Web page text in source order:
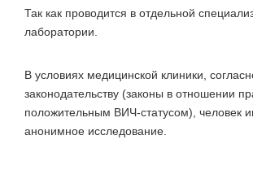
Так как проводится в отдельной
лаборатории.
В условиях медицинской клиники,
законодательству (законы в отношении
положительным ВИЧ-статусом), человек
анонимное исследование.